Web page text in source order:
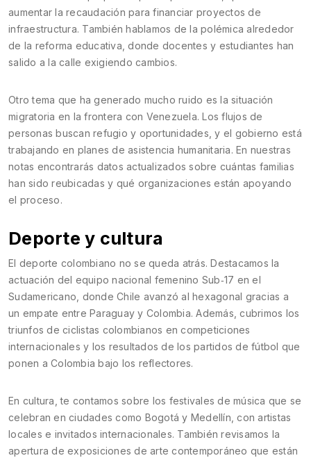
aumentar la recaudación para financiar proyectos de
infraestructura. También hablamos de la polémica alrededor
de la reforma educativa, donde docentes y estudiantes han
salido a la calle exigiendo cambios.
Otro tema que ha generado mucho ruido es la situación
migratoria en la frontera con Venezuela. Los flujos de
personas buscan refugio y oportunidades, y el gobierno está
trabajando en planes de asistencia humanitaria. En nuestras
notas encontrarás datos actualizados sobre cuántas familias
han sido reubicadas y qué organizaciones están apoyando
el proceso.
Deporte y cultura
El deporte colombiano no se queda atrás. Destacamos la
actuación del equipo nacional femenino Sub‑17 en el
Sudamericano, donde Chile avanzó al hexagonal gracias a
un empate entre Paraguay y Colombia. Además, cubrimos los
triunfos de ciclistas colombianos en competiciones
internacionales y los resultados de los partidos de fútbol que
ponen a Colombia bajo los reflectores.
En cultura, te contamos sobre los festivales de música que se
celebran en ciudades como Bogotá y Medellín, con artistas
locales e invitados internacionales. También revisamos la
apertura de exposiciones de arte contemporáneo que están